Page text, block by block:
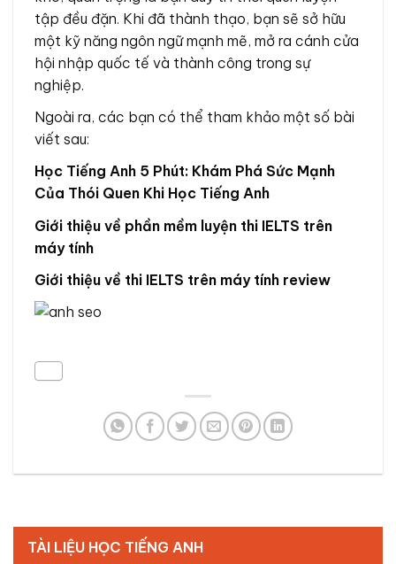
tập đều đặn. Khi đã thành thạo, bạn sẽ sở hữu
một kỹ năng ngôn ngữ mạnh mẽ, mở ra cánh cửa
hội nhập quốc tế và thành công trong sự
nghiệp.
Ngoài ra, các bạn có thể tham khảo một số bài
viết sau:
Học Tiếng Anh 5 Phút: Khám Phá Sức Mạnh
Của Thói Quen Khi Học Tiếng Anh
Giới thiệu về phần mềm luyện thi IELTS trên
máy tính
Giới thiệu về thi IELTS trên máy tính review
TÀI LIỆU HỌC TIẾNG ANH